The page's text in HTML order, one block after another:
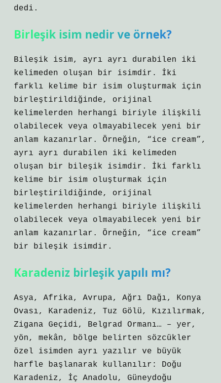
dedi.
Birleşik isim nedir ve örnek?
Bileşik isim, ayrı ayrı durabilen iki
kelimeden oluşan bir isimdir. İki
farklı kelime bir isim oluşturmak için
birleştirildiğinde, orijinal
kelimelerden herhangi biriyle ilişkili
olabilecek veya olmayabilecek yeni bir
anlam kazanırlar. Örneğin, “ice cream”,
ayrı ayrı durabilen iki kelimeden
oluşan bir bileşik isimdir. İki farklı
kelime bir isim oluşturmak için
birleştirildiğinde, orijinal
kelimelerden herhangi biriyle ilişkili
olabilecek veya olmayabilecek yeni bir
anlam kazanırlar. Örneğin, “ice cream”
bir bileşik isimdir.
Karadeniz birleşik yapılı mı?
Asya, Afrika, Avrupa, Ağrı Dağı, Konya
Ovası, Karadeniz, Tuz Gölü, Kızılırmak,
Zigana Geçidi, Belgrad Ormanı… – yer,
yön, mekân, bölge belirten sözcükler
özel isimden ayrı yazılır ve büyük
harfle başlanarak kullanılır: Doğu
Karadeniz, İç Anadolu, Güneydoğu